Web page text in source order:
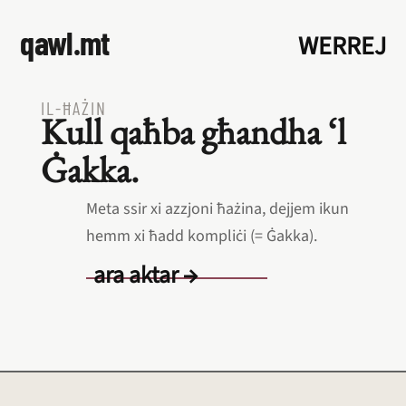
qawl.mt WERREJ
IL‑ĦAŻIN
Kull qaħba għandha ‘l
Ġakka.
Meta ssir xi azzjoni ħażina, dejjem ikun
hemm xi ħadd kompliċi (= Ġakka).
ara aktar →